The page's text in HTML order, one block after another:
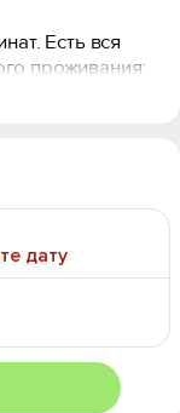
Есть вся
проживания:
техника,
о
и
Всегда
дату